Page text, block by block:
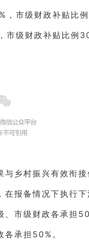
市级财政补贴比
市级财政补贴比例
乡村振兴有效衔接
报备情况下执行
市级财政各承担
承担50%。